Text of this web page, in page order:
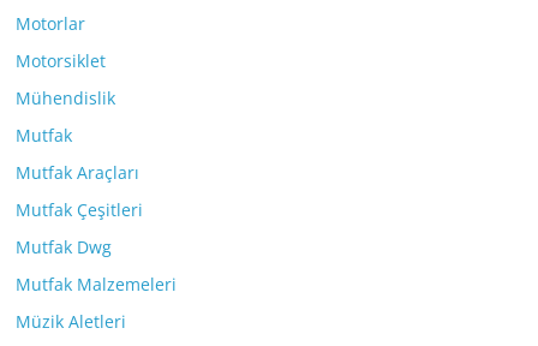
Motorlar
Motorsiklet
Mühendislik
Mutfak
Mutfak Araçları
Mutfak Çeşitleri
Mutfak Dwg
Mutfak Malzemeleri
Müzik Aletleri